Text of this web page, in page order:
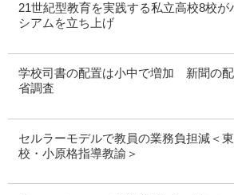
21世紀型教育を実践する私立高校8校
シアムを立ち上げ
学校司書の配置は小中で増加 新聞の
省調査
セルラーモデルで教員の業務負担減＜
校・小原格指導教諭＞